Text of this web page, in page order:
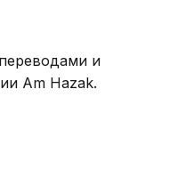
и
Am Hazak.